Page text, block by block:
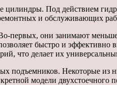
цилиндры. Под действием
и обслуживающих
они занимают
быстро и
что делает их
подъемников. Некоторые
модели двухстоечного